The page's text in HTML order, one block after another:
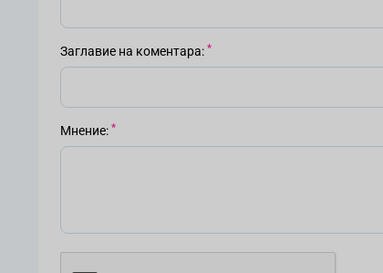
Заглавие на коментара
Мнение